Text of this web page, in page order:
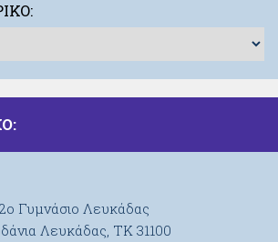
2ο Γυμνάσιο Λευκάδας
Λευκάδας, ΤΚ 31100